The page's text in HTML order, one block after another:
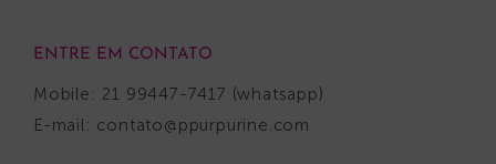
ENTRE EM CONTATO
Mobile: 21 99447-7417 (whatsapp)
E-mail: contato@ppurpurine.com